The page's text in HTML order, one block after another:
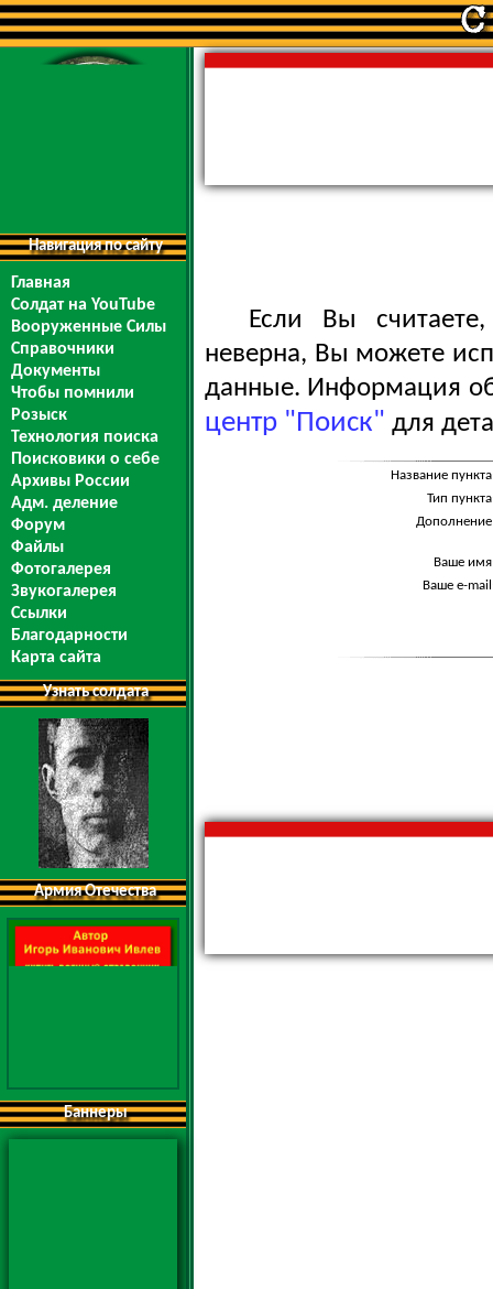
Навигация по сайту
Главная
Солдат на YouTube
Вооруженные Силы
Справочники
Документы
Чтобы помнили
Розыск
Технология поиска
Поисковики о себе
Архивы России
Адм. деление
Форум
Файлы
Фотогалерея
Звукогалерея
Ссылки
Благодарности
Карта сайта
Узнать солдата
Армия Отечества
Баннеры
Если Вы
неверна, Вы можете
данные. Информация
центр "Поиск" для
Название
Тип
Ваше
Ваше e-